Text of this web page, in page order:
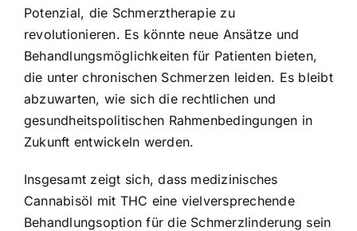
Potenzial, die Schmerztherapie zu
revolutionieren. Es könnte neue Ansätze und
Behandlungsmöglichkeiten für Patienten bieten,
die unter chronischen Schmerzen leiden. Es bleibt
abzuwarten, wie sich die rechtlichen und
gesundheitspolitischen Rahmenbedingungen in
Zukunft entwickeln werden.
Insgesamt zeigt sich, dass medizinisches
Cannabisöl mit THC eine vielversprechende
Behandlungsoption für die Schmerzlinderung sein